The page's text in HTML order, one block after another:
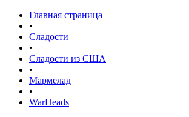
Главная страница
•
Сладости
•
Сладости из США
•
Мармелад
•
WarHeads